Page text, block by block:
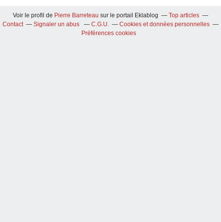
Voir le profil de Pierre Barreteau sur le portail Eklablog
Top articles
Contact
Signaler un abus C.G.U.
Cookies et données personnelles
Préférences cookies